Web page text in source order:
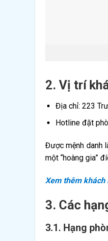
2. Vị trí
Địa chỉ: 223
Hotline đặt
Được mệnh danh
một “hoàng gia”
Xem thêm khách
3. Các
3.1. Hạng